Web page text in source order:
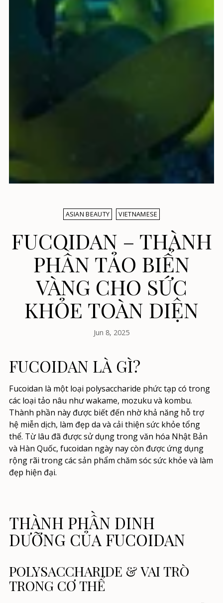
ASIAN BEAUTY VIETNAMESE
FUCOIDAN – THÀNH
PHẦN TẢO BIỂN
VÀNG CHO SỨC
KHỎE TOÀN DIỆN
Jun 8, 2025
FUCOIDAN LÀ GÌ?
Fucoidan là một loại polysaccharide phức tạp có trong
các loại tảo nâu như wakame, mozuku và kombu.
Thành phần này được biết đến nhờ khả năng hỗ trợ
hệ miễn dịch, làm đẹp da và cải thiện sức khỏe tổng
thể. Từ lâu đã được sử dụng trong văn hóa Nhật Bản
và Hàn Quốc, fucoidan ngày nay còn được ứng dụng
rộng rãi trong các sản phẩm chăm sóc sức khỏe và làm
đẹp hiện đại.
THÀNH PHẦN DINH
DƯỠNG CỦA FUCOIDAN
POLYSACCHARIDE & VAI TRÒ
TRONG CƠ THỂ